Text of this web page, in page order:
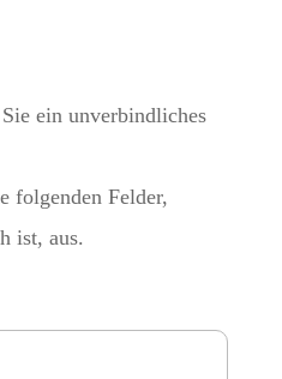
ein unverbindliches
folgenden Felder,
ist, aus.